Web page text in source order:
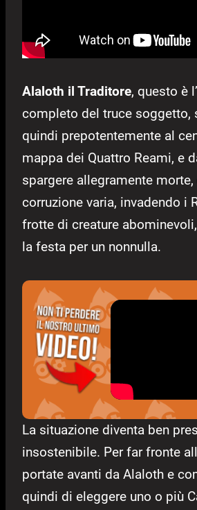
Alaloth il Traditore, questo è
completo del truce soggetto,
quindi prepotentemente al
mappa dei Quattro Reami, e
spargere allegramente
corruzione varia, invadendo i
frotte di creature
la festa per un nonnulla.
La situazione diventa ben
insostenibile. Per far fronte
portate avanti da Alaloth e
quindi di eleggere uno o più